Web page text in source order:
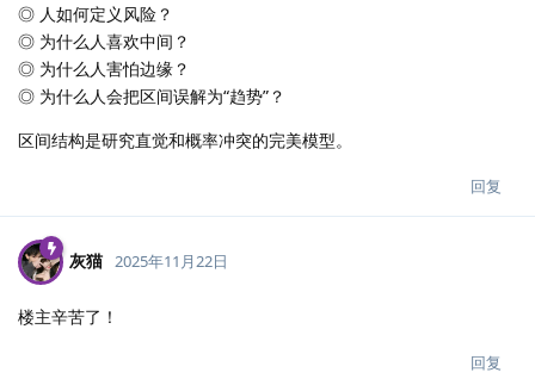
◎ 人如何定义风险？
◎ 为什么人喜欢中间？
◎ 为什么人害怕边缘？
◎ 为什么人会把区间误解为“趋势”？
区间结构是研究直觉和概率冲突的完美模型。
回复
灰猫 2025年11月22日
楼主辛苦了！
回复